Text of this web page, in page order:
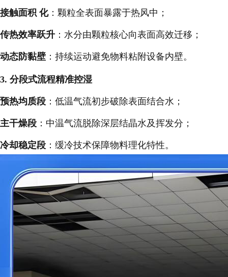
接触面积 化：颗粒全表面暴露于热风中；
传热效率跃升 ：水分由颗粒核心向表面高效迁移；
动态防黏壁 ：持续运动避免物料粘附设备内壁。
3. 分段式流程精准控湿
预热均质段 ：低温气流初步破除表面结合水；
主干燥段 ：中温气流脱除深层结晶水及挥发分；
冷却稳定段 ：缓冷技术保障物料理化特性。